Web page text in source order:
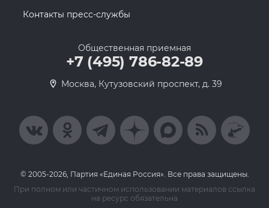
Контакты пресс-службы
Общественная приемная
+7 (495) 786-82-89
Москва, Кутузовский проспект, д. 39
© 2005-2026, Партия «Единая Россия». Все права защищены.
При полном или частичном использовании материалов ссылка
на ресурс обязательна